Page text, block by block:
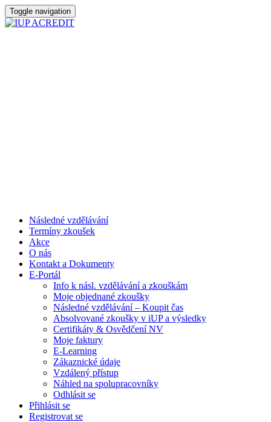
Toggle navigation
Následné vzdělávání
Termíny zkoušek
Akce
O nás
Kontakt a Dokumenty
E-Portál
Info k násl. vzdělávání a zkouškám
Moje objednané zkoušky
Následné vzdělávání – Koupit čas
Absolvované zkoušky v iUP a výsledky
Certifikáty & Osvědčení NV
Moje faktury
E-Learning
Zákaznické údaje
Vzdálený přístup
Náhled na spolupracovníky
Odhlásit se
Přihlásit se
Registrovat se